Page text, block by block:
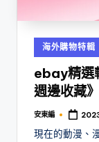
Posted
in
海外購物特輯
ebay精選
週邊收藏》
Posted
安東編
現在的動漫、